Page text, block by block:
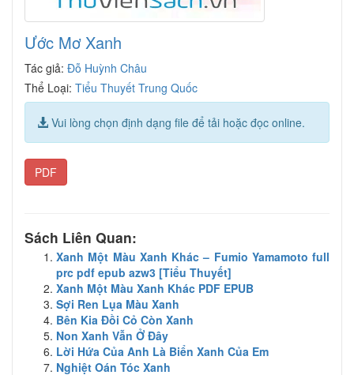
Ước Mơ Xanh
Tác giả: Đỗ Huỳnh Châu
Thể Loại: Tiểu Thuyết Trung Quốc
Vui lòng chọn định dạng file để tải hoặc đọc online.
PDF
Sách Liên Quan:
Xanh Một Màu Xanh Khác – Fumio Yamamoto full
prc pdf epub azw3 [Tiểu Thuyết]
Xanh Một Màu Xanh Khác PDF EPUB
Sợi Ren Lụa Màu Xanh
Bên Kia Đồi Cỏ Còn Xanh
Non Xanh Vẫn Ở Đây
Lời Hứa Của Anh Là Biển Xanh Của Em
Nghiệt Oán Tóc Xanh